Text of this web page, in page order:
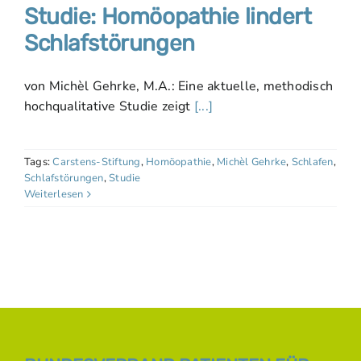
Studie: Homöopathie lindert
Schlafstörungen
von Michèl Gehrke, M.A.: Eine aktuelle, methodisch
hochqualitative Studie zeigt [...]
Tags:Carstens-Stiftung, Homöopathie, Michèl Gehrke, Schlafen,
Schlafstörungen,Studie
Weiterlesen